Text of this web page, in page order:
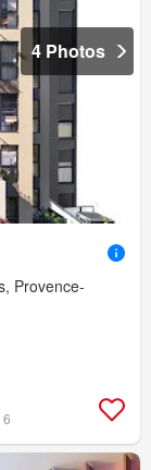
4 Photos
Provence-